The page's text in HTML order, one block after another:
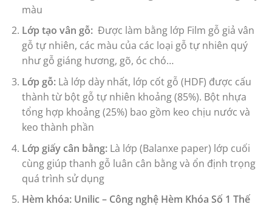
màu
Lớp tạo vân gỗ: Được làm bằng lớp Film gỗ giả vân
gỗ tự nhiên, các màu của các loại gỗ tự nhiên quý
như gỗ giáng hương, gõ, óc chó…
Lớp gỗ: Là lớp dày nhất, lớp cốt gỗ (HDF) được cấu
thành từ bột gỗ tự nhiên khoảng (85%). Bột nhựa
tổng hợp khoảng (25%) bao gồm keo chịu nước và
keo thành phần
Lớp giấy cân bằng: Là lớp (Balanxe paper) lớp cuối
cùng giúp thanh gỗ luân cân bằng và ổn định trọng
quá trình sử dụng
Hèm khóa: Unilic – Công nghệ Hèm Khóa Số 1 Thế